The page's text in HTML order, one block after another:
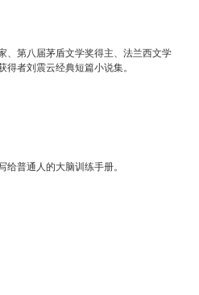
、第八届茅盾文学奖得主、法兰西文学
得者刘震云经典短篇小说集。
给普通人的大脑训练手册。